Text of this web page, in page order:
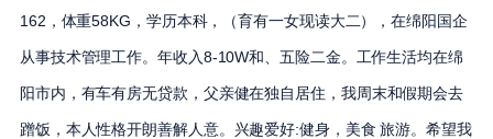
162，体重58KG，学历本科，（育有一女现读大二），在绵阳国企
从事技术管理工作。年收入8-10W和、五险二金。工作生活均在绵
阳市内，有车有房无贷款，父亲健在独自居住，我周末和假期会去
蹭饭，本人性格开朗善解人意。兴趣爱好:健身，美食 旅游。希望我